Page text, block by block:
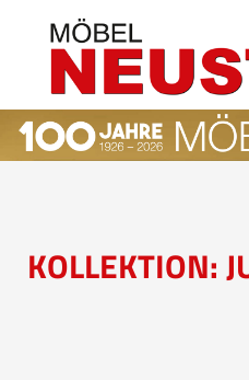
KOLLEKTION: